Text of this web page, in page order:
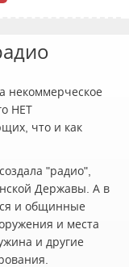
некоммерческое
НЕТ
что и как
"радио",
Державы. А в
и общинные
и места
и другие